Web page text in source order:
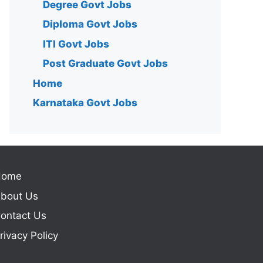
Degree Govt Jobs
Diploma Govt Jobs
ITI Govt Jobs
Post Graduate Govt Jobs
Home
Karnataka Govt Jobs
Us
Us
Policy